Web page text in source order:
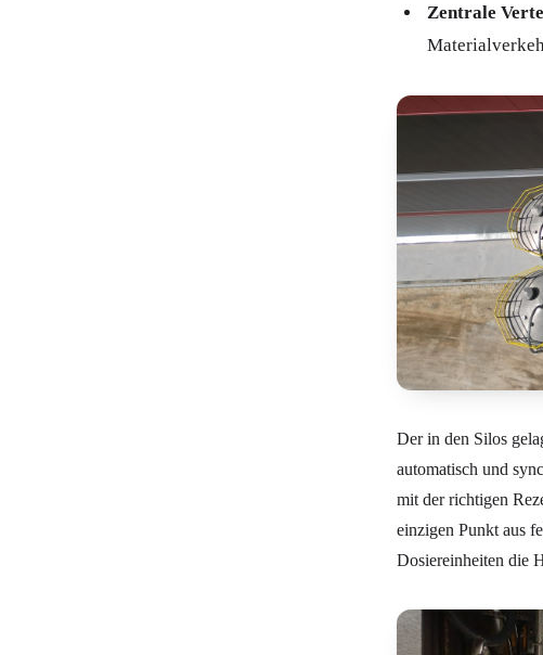
Zentrale
Der in den Silos
automatisch und
mit der richtigen
einzigen Punkt aus
Dosiereinheiten die